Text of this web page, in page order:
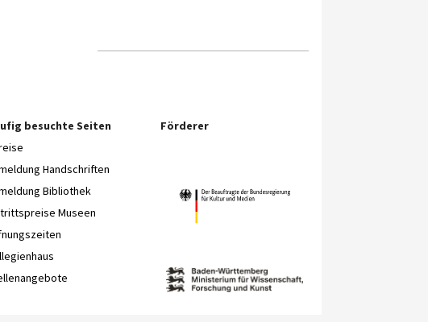
besuchte Seiten
Handschriften
Bibliothek
Museen
Förderer